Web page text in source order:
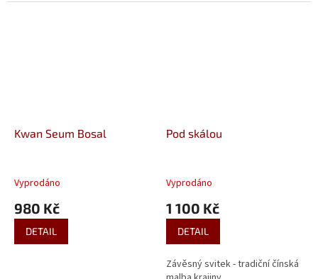
Kwan Seum Bosal
Vyprodáno
980 Kč
DETAIL
Pod skálou
Vyprodáno
1 100 Kč
DETAIL
Závěsný svitek - tradiční čínská